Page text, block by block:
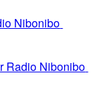
Nibonibo
Radio Nibonibo